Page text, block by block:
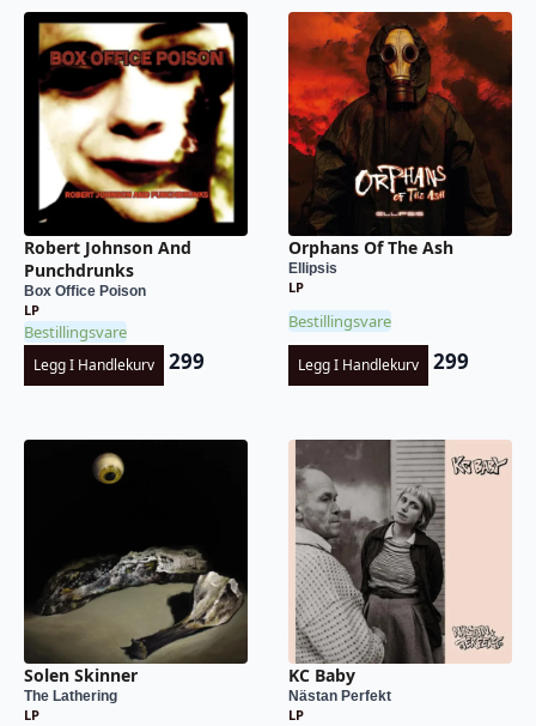
Robert Johnson And
Punchdrunks
Box Office Poison
LP
Bestillingsvare
Legg I Handlekurv 299
Orphans Of The Ash
Ellipsis
LP
Bestillingsvare
Legg I Handlekurv 299
Solen Skinner
The Lathering
LP
KC Baby
Nästan Perfekt
LP